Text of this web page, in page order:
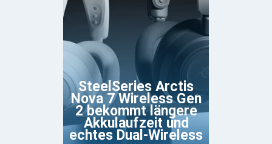
SteelSeries Arctis
Nova 7 Wireless Gen
2 bekommt längere
Akkulaufzeit und
echtes Dual-Wireless